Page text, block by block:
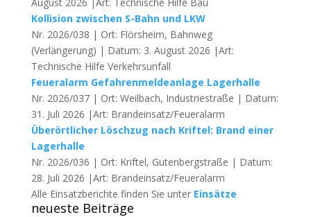
Kollision zwischen S-Bahn und LKW
Nr. 2026/038 | Ort: Flörsheim, Bahnweg
(Verlängerung) | Datum: 3. August 2026 |Art:
Technische Hilfe Verkehrsunfall
Feueralarm Gefahrenmeldeanlage Lagerhalle
Nr. 2026/037 | Ort: Weilbach, Industriestraße | Datum:
31. Juli 2026 |Art: Brandeinsatz/Feueralarm
Überörtlicher Löschzug nach Kriftel: Brand einer
Lagerhalle
Nr. 2026/036 | Ort: Kriftel, Gutenbergstraße | Datum:
28. Juli 2026 |Art: Brandeinsatz/Feueralarm
Alle Einsatzberichte finden Sie unter Einsätze
neueste Beiträge